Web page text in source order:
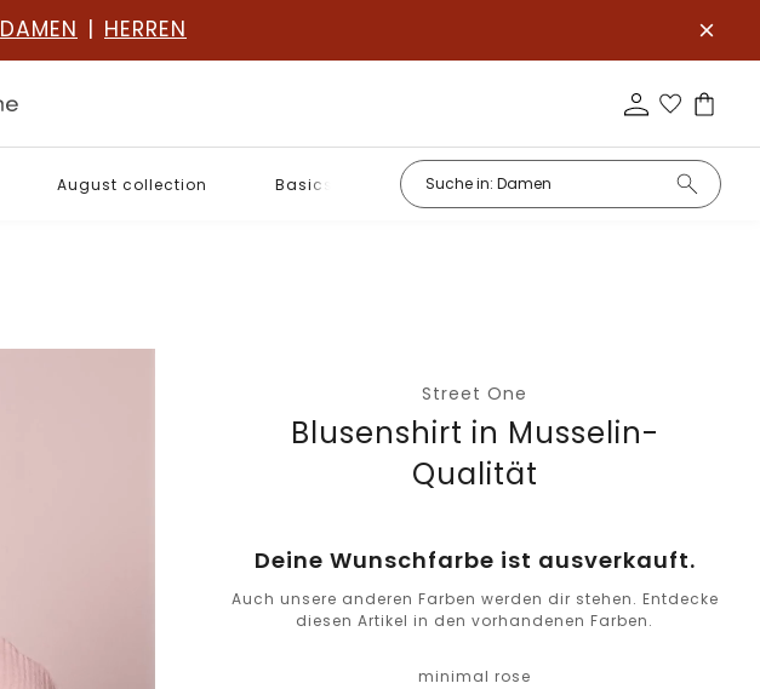
DAMEN | HERREN
August collection Basics
Street One
Blusenshirt in Musselin-
Qualität
Deine Wunschfarbe ist ausverkauft.
Auch unsere anderen Farben werden dir stehen. Entdecke
diesen Artikel in den vorhandenen Farben.
minimal rose